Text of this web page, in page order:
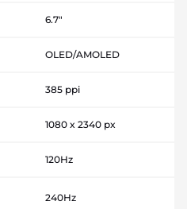
6.7"
OLED/AMOLED
385 ppi
1080 x 2340 px
120Hz
240Hz